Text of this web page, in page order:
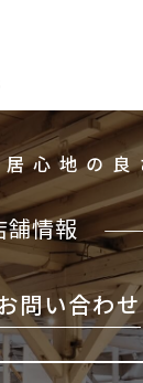
舗情報
問い合わせ